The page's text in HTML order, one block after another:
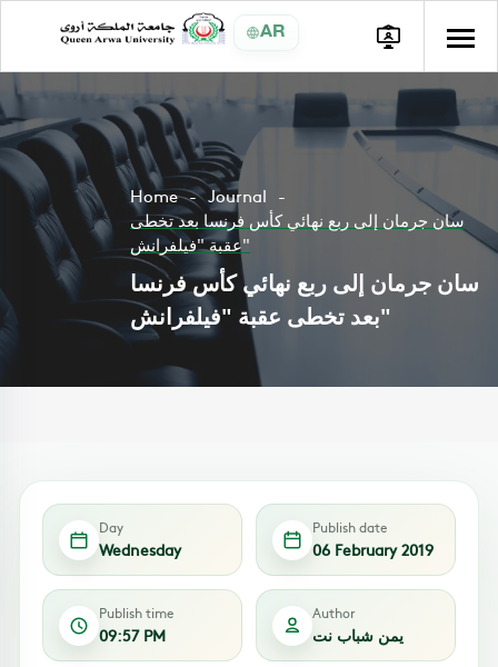
AR
Home
Journal
سان جرمان إلى ربع نهائي كأس فرنسا بعد تخطى
عقبة "فيلفرانش"
سان جرمان إلى ربع نهائي كأس فرنسا
بعد تخطى عقبة "فيلفرانش"
Day
Wednesday
Publish date
06 February 2019
Publish time
09:57 PM
Author
يمن شباب نت